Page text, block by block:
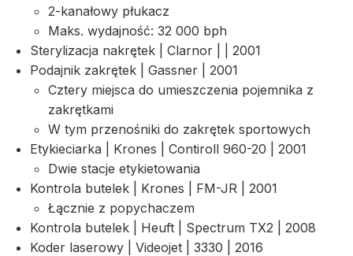
2-kanałowy płukacz
Maks. wydajność: 32 000 bph
Sterylizacja nakrętek | Clarnor | | 2001
Podajnik zakrętek | Gassner | 2001
Cztery miejsca do umieszczenia pojemnika z
zakrętkami
W tym przenośniki do zakrętek sportowych
Etykieciarka | Krones | Contiroll 960-20 | 2001
Dwie stacje etykietowania
Kontrola butelek | Krones | FM-JR | 2001
Łącznie z popychaczem
Kontrola butelek | Heuft | Spectrum TX2 | 2008
Koder laserowy | Videojet | 3330 | 2016